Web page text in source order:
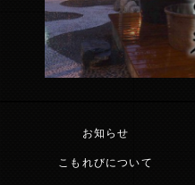
お知らせ
こもれびについて